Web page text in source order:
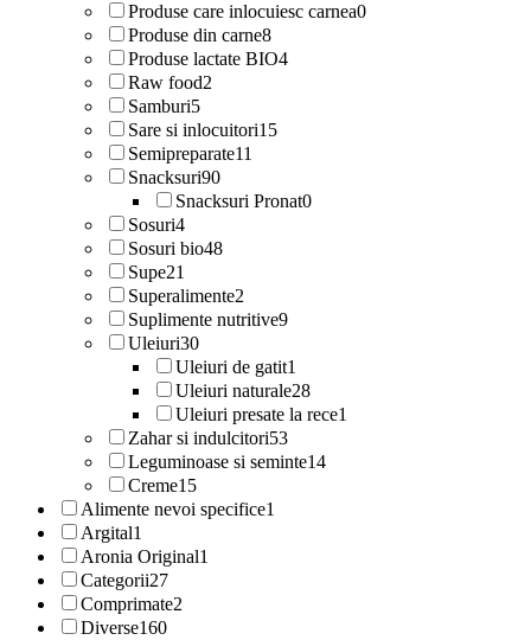
Produse care inlocuiesc carnea0
Produse din carne8
Produse lactate BIO4
Raw food2
Samburi5
Sare si inlocuitori15
Semipreparate11
Snacksuri90
Snacksuri Pronat0
Sosuri4
Sosuri bio48
Supe21
Superalimente2
Suplimente nutritive9
Uleiuri30
Uleiuri de gatit1
Uleiuri naturale28
Uleiuri presate la rece1
Zahar si indulcitori53
Leguminoase si seminte14
Creme15
Alimente nevoi specifice1
Argital1
Aronia Original1
Categorii27
Comprimate2
Diverse160